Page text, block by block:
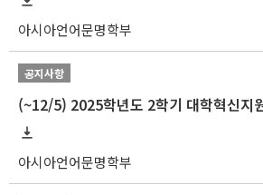
아시아언어문명학부
공지사항
아시아언어문명학부